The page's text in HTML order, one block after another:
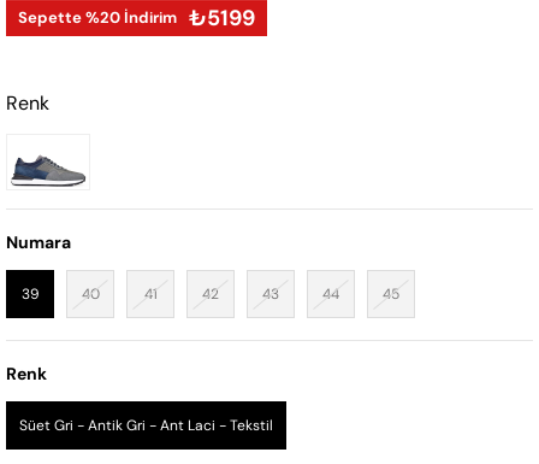
Sepette %20 İndirim ₺5199
Renk
Numara
39 40 41 42 43 44 45
Renk
Süet Gri - Antik Gri - Ant Laci - Tekstil